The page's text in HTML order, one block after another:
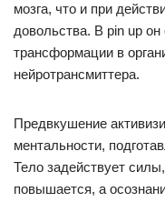
мозга, что и при
довольства. В pin up
трансформации в
нейротрансмиттера.
Предвкушение
ментальности,
Тело задействует
повышается, а